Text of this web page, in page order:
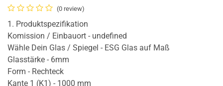
(0 review)
1. Produktspezifikation
Komission / Einbauort - undefined
Wähle Dein Glas / Spiegel - ESG Glas auf Maß
Glasstärke - 6mm
Form - Rechteck
Kante 1 (K1) - 1000 mm